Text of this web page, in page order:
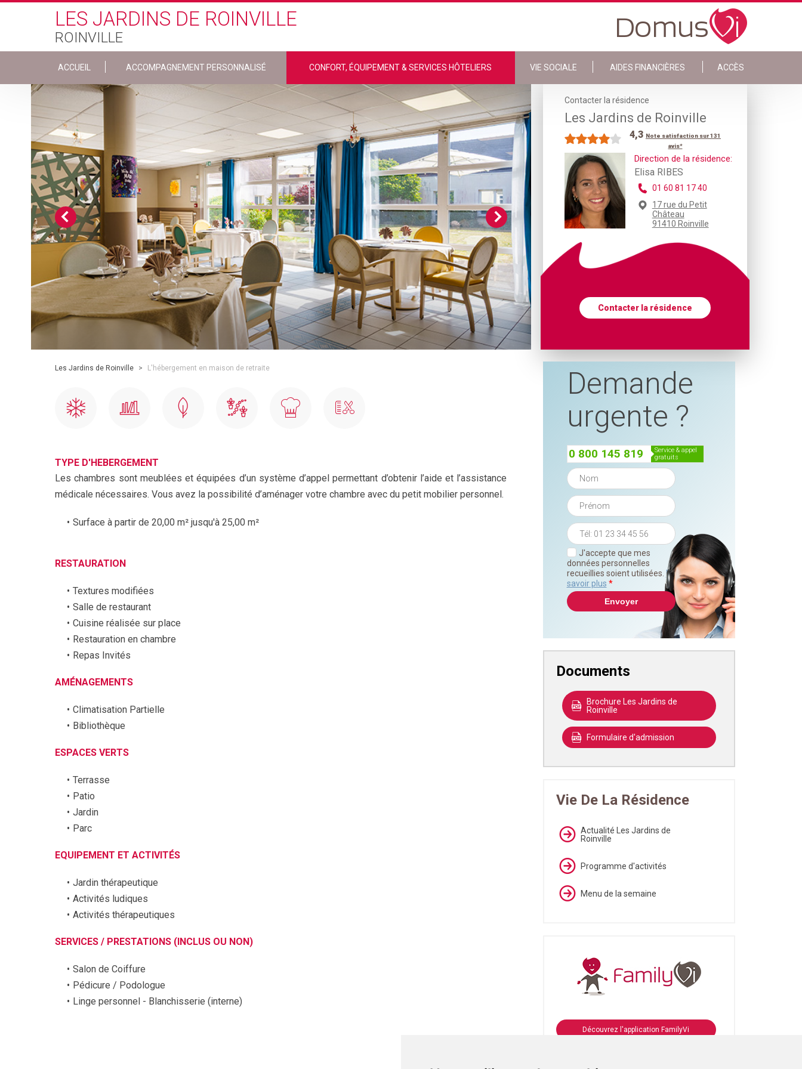
Skip to main content
LES JARDINS DE ROINVILLE
ROINVILLE
ACCUEIL ACCOMPAGNEMENT PERSONNALISÉ CONFORT, ÉQUIPEMENT & SERVICES HÔTELIERS VIE SOCIALE AIDES FINANCIÈRES ACCÈS
Les Jardins de Roinville > L'hébergement en maison de retraite
TYPE D'HEBERGEMENT
Les chambres sont meublées et équipées d’un système d’appel permettant d’obtenir l’aide et l’assistance
médicale nécessaires. Vous avez la possibilité d’aménager votre chambre avec du petit mobilier personnel.
Surface à partir de 20,00 m² jusqu'à 25,00 m²
RESTAURATION
Textures modifiées
Salle de restaurant
Cuisine réalisée sur place
Restauration en chambre
Repas Invités
AMÉNAGEMENTS
Climatisation Partielle
Bibliothèque
ESPACES VERTS
Terrasse
Patio
Jardin
Parc
EQUIPEMENT ET ACTIVITÉS
Jardin thérapeutique
Activités ludiques
Activités thérapeutiques
SERVICES / PRESTATIONS (INCLUS OU NON)
Salon de Coiffure
Pédicure / Podologue
Linge personnel - Blanchisserie (interne)
Contacter la résidence
Les Jardins de Roinville
4,3 Note satisfaction sur 131
avis*
Direction de la résidence:
Elisa RIBES
01 60 81 17 40
17 rue du Petit
Château
91410 Roinville
Contacter la résidence
Demande
urgente ?
0 800 145 819
service & appel
gratuits
J'accepte que mes
données personnelles
recueillies soient utilisées. En
savoir plus *
Documents
Brochure Les Jardins de
Roinville
Formulaire d'admission
Vie De La Résidence
Actualité Les Jardins de
Roinville
Programme d'activités
Menu de la semaine
Découvrez l'application FamilyVi